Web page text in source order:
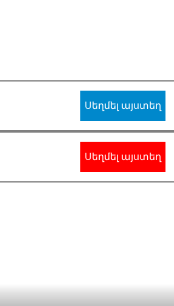
Սեղմել այստեղ
Սեղմել այստեղ